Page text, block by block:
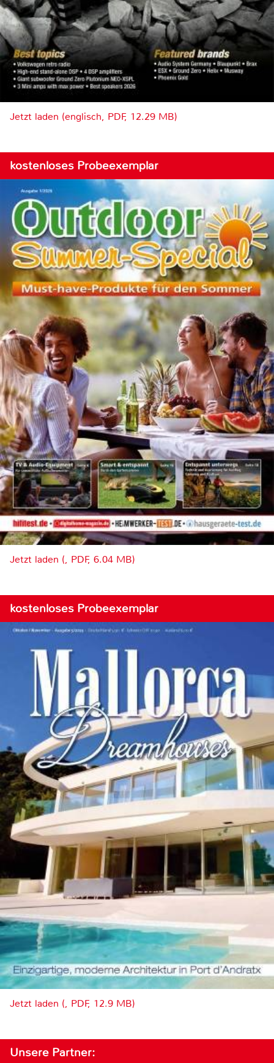
Jetzt laden (englisch, PDF, 12.29 MB)
kostenloses Probeexemplar
Jetzt laden (, PDF, 6.04 MB)
kostenloses Probeexemplar
Jetzt laden (, PDF, 12.9 MB)
Unsere Partner: